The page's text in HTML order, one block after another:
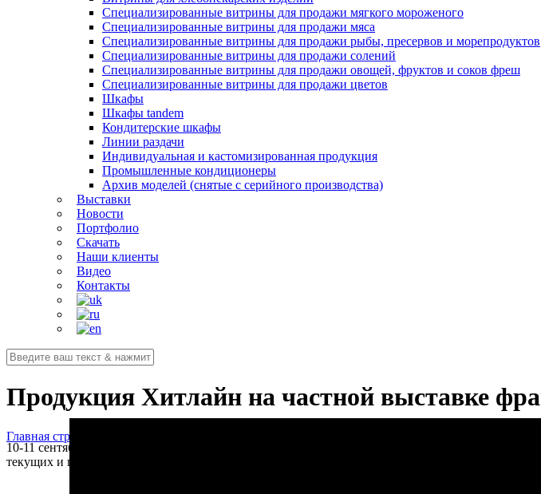
Специализированные витрины для продажи мягкого мороженого
Специализированные витрины для продажи мяса
Специализированные витрины для продажи рыбы, пресервов и морепродуктов
Специализированные витрины для продажи солений
Специализированные витрины для продажи овощей, фруктов и соков фреш
Специализированные витрины для продажи цветов
Шкафы
Шкафы tandem
Кондитерские шкафы
Линии раздачи
Индивидуальная и кастомизированная продукция
Промышленные кондиционеры
Архив моделей (снятые с серийного производства)
Выставки
Новости
Портфолио
Скачать
Наши клиенты
Видео
Контакты
Продукция Хитлайн на частной выставке
Главная страница
10-11 сентября компания Sofe-group приняла участие в закрытой выставке, организованной
текущих и потенциальных партнеров торговой сети и прошла в выставочном центре столицы